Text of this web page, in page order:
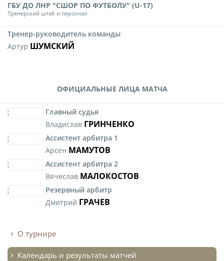
О турнире
Календарь и результаты матчей
ГБУ ДО ЛНР "СШОР ПО ФУТБОЛУ" (U-17)
Тренерский штаб и персонал
Тренер-руководитель команды
Артур ШУМСКИЙ
ОФИЦИАЛЬНЫЕ ЛИЦА МАТЧА
Главный судья
Владислав ГРИНЧЕНКО
Ассистент арбитра 1
Арсен МАМУТОВ
Ассистент арбитра 2
Вячеслав МАЛОКОСТОВ
Резервный арбитр
Дмитрий ГРАЧЕВ